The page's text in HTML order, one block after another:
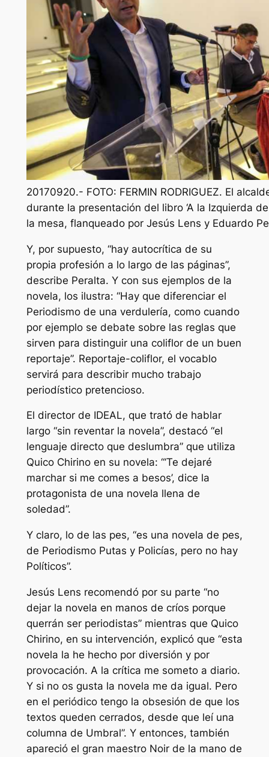
20170920.- FOTO: FERMIN RODRIGUEZ. El
durante la presentación del libro ‘A la Izquierda
la mesa, flanqueado por Jesús Lens y Eduardo
Y, por supuesto, “hay autocrítica de su
propia profesión a lo largo de las páginas”,
describe Peralta. Y con sus ejemplos de la
novela, los ilustra: “Hay que diferenciar el
Periodismo de una verdulería, como cuando
por ejemplo se debate sobre las reglas que
sirven para distinguir una coliflor de un buen
reportaje”. Reportaje-coliflor, el vocablo
servirá para describir mucho trabajo
periodístico pretencioso.
El director de IDEAL, que trató de hablar
largo “sin reventar la novela”, destacó “el
lenguaje directo que deslumbra” que utiliza
Quico Chirino en su novela: “‘Te dejaré
marchar si me comes a besos’, dice la
protagonista de una novela llena de
soledad”.
Y claro, lo de las pes, “es una novela de pes,
de Periodismo Putas y Policías, pero no hay
Políticos”.
Jesús Lens recomendó por su parte “no
dejar la novela en manos de críos porque
querrán ser periodistas” mientras que Quico
Chirino, en su intervención, explicó que “esta
novela la he hecho por diversión y por
provocación. A la crítica me someto a diario.
Y si no os gusta la novela me da igual. Pero
en el periódico tengo la obsesión de que los
textos queden cerrados, desde que leí una
columna de Umbral”. Y entonces, también
apareció el gran maestro Noir de la mano de